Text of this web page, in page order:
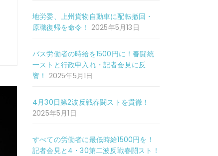
地労委、上州貨物自動車に配転撤回・
原職復帰を命令！ 2025年5月13日
バス労働者の時給を1500円に！春闘統
一ストと行政申入れ・記者会見に反
響！ 2025年5月1日
4月30日第2波反戦春闘ストを貫徹！
2025年5月1日
すべての労働者に最低時給1500円を！
記者会見と4・30第二波反戦春闘スト！